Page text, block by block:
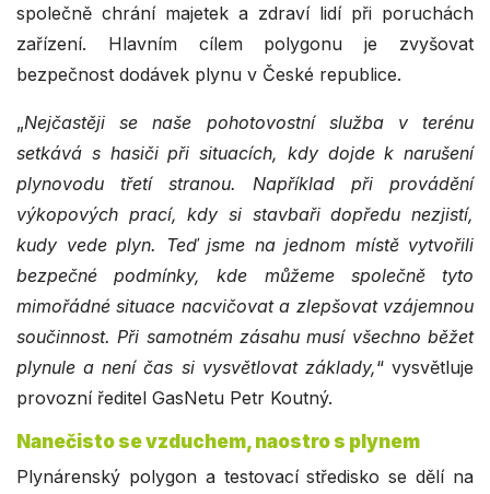
společně chrání majetek a zdraví lidí při poruchách
zařízení. Hlavním cílem polygonu je zvyšovat
bezpečnost dodávek plynu v České republice.
„Nejčastěji se naše pohotovostní služba v terénu
setkává s hasiči při situacích, kdy dojde k narušení
plynovodu třetí stranou. Například při provádění
výkopových prací, kdy si stavbaři dopředu nezjistí,
kudy vede plyn. Teď jsme na jednom místě vytvořili
bezpečné podmínky, kde můžeme společně tyto
mimořádné situace nacvičovat a zlepšovat vzájemnou
součinnost. Při samotném zásahu musí všechno běžet
plynule a není čas si vysvětlovat základy,“ vysvětluje
provozní ředitel GasNetu Petr Koutný.
Nanečisto se vzduchem, naostro s plynem
Plynárenský polygon a testovací středisko se dělí na